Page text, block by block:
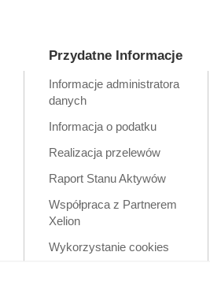
Przydatne Informacje
Informacje administratora
danych
Informacja o podatku
Realizacja przelewów
Raport Stanu Aktywów
Współpraca z Partnerem
Xelion
Wykorzystanie cookies